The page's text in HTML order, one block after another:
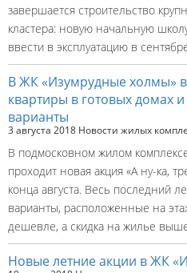
завершается строительство
кластера: новую начальную
ввести в эксплуатацию в
В ЖК «Изумрудные холмы»
квартиры в готовых домах
варианты
3 августа 2018 Новости жилых
В подмосковном жилом
проходит новая акция «А ну-ка,
конца августа. Весь последний
варианты, расположенные на
дешевле, а скидка на жилье
Новые летние акции в ЖК